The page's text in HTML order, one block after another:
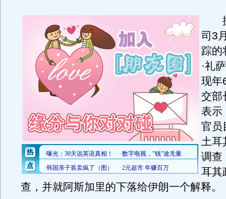
据
司3
踪的
·礼
现年
交部
表示
官员
土耳
调查
耳其
查，并就阿斯加里的下落给伊朗一个解释。